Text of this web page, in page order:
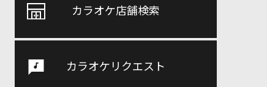
カラオケ店舗検索
カラオケリクエスト